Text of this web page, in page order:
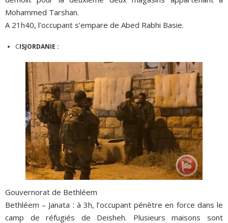
Mohammed Tarshan.
A 21h40, l’occupant s’empare de Abed Rabhi Basie.
CISJORDANIE :
Gouvernorat de Bethléem
Bethléem – Janata : à 3h, l’occupant pénètre en force dans le
camp de réfugiés de Deisheh. Plusieurs maisons sont